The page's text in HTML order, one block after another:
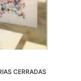
CERRADAS